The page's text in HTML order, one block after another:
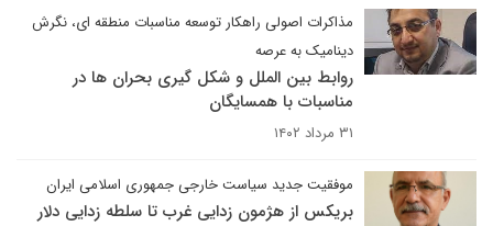
مذاکرات اصولی راهکار توسعه مناسبات منطقه ای، نگرش
دینامیک به عرصه
روابط بین الملل و شکل گیری بحران ها در
مناسبات با همسایگان
۳۱ مرداد ۱۴۰۲
موفقیت جدید سیاست خارجی جمهوری اسلامی ایران
بریکس از هژمون زدایی غرب تا سلطه زدایی دلار